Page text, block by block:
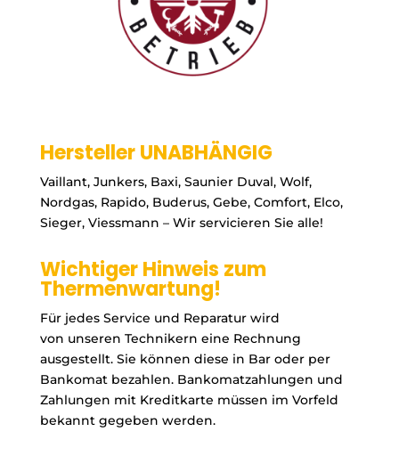
Hersteller UNABHÄNGIG
Vaillant, Junkers, Baxi, Saunier Duval, Wolf,
Nordgas, Rapido, Buderus, Gebe, Comfort, Elco,
Sieger, Viessmann – Wir servicieren Sie alle!
Wichtiger Hinweis zum
Thermenwartung!
Für jedes Service und Reparatur wird
von unseren Technikern eine Rechnung
ausgestellt. Sie können diese in Bar oder per
Bankomat bezahlen. Bankomatzahlungen und
Zahlungen mit Kreditkarte müssen im Vorfeld
bekannt gegeben werden.